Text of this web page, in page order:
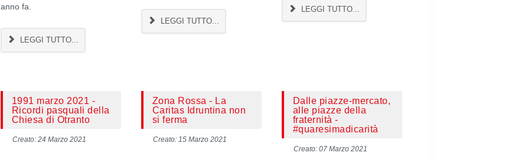
anno fa.
LEGGI TUTTO...
LEGGI TUTTO...
LEGGI TUTTO...
1991 marzo 2021 -
Ricordi pasquali della
Chiesa di Otranto
Creato: 24 Marzo 2021
Zona Rossa - La
Caritas Idruntina non
si ferma
Creato: 15 Marzo 2021
Dalle piazze-mercato,
alle piazze della
fraternità -
#quaresimadicarità
Creato: 07 Marzo 2021